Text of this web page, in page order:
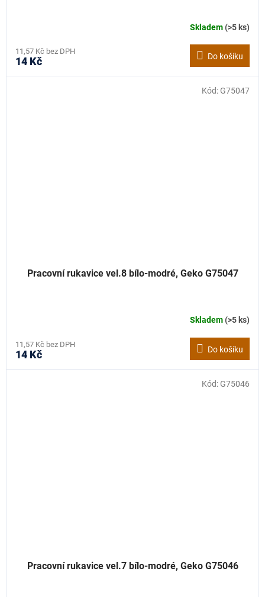
Skladem(>5 ks)
11,57 Kč bez DPH
14 Kč Do košíku
Pracovní rukavice vel.8 bílo-modré, Geko G75047
Skladem(>5 ks)
11,57 Kč bez DPH
14 Kč Do košíku
Kód: G75047
Pracovní rukavice vel.7 bílo-modré, Geko G75046
Kód: G75046